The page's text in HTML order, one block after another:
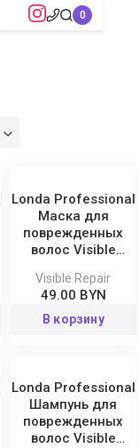
Londa Professional
Маска для
поврежденных
волос Visible
Visible Repair
49.00 BYN
В корзину
Londa Professional
Шампунь для
поврежденных
волос Visible